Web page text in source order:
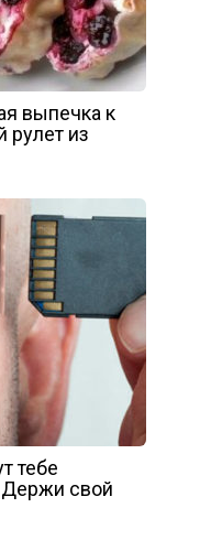
выпечка к
из
тебе
Держи свой